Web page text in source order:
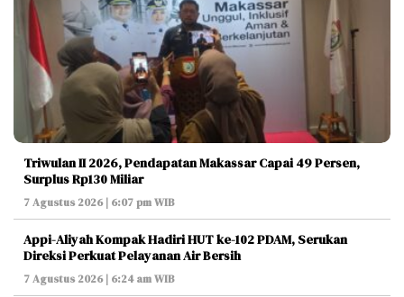
Triwulan II 2026, Pendapatan Makassar Capai 49 Persen,
Surplus Rp130 Miliar
7 Agustus 2026 | 6:07 pm WIB
Appi-Aliyah Kompak Hadiri HUT ke-102 PDAM, Serukan
Direksi Perkuat Pelayanan Air Bersih
7 Agustus 2026 | 6:24 am WIB